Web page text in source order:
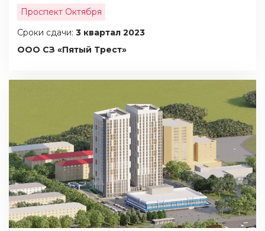
Проспект Октября
Сроки сдачи: 3 квартал 2023
ООО СЗ «Пятый Трест»